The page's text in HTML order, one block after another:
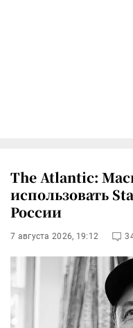
The Atlantic:
использовать
России
7 августа 2026, 19:12